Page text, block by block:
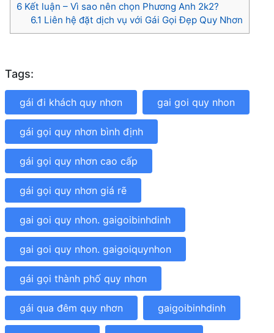
6 Kết luận – Vì sao nên chọn Phương Anh 2k2?
6.1 Liên hệ đặt dịch vụ với Gái Gọi Đẹp Quy Nhơn
Tags:
gái đi khách quy nhơn gai goi quy nhon
gái gọi quy nhơn bình định
gái gọi quy nhơn cao cấp
gái gọi quy nhơn giá rẽ
gai goi quy nhon. gaigoibinhdinh
gai goi quy nhon. gaigoiquynhon
gái gọi thành phố quy nhơn
gái qua đêm quy nhơn gaigoibinhdinh